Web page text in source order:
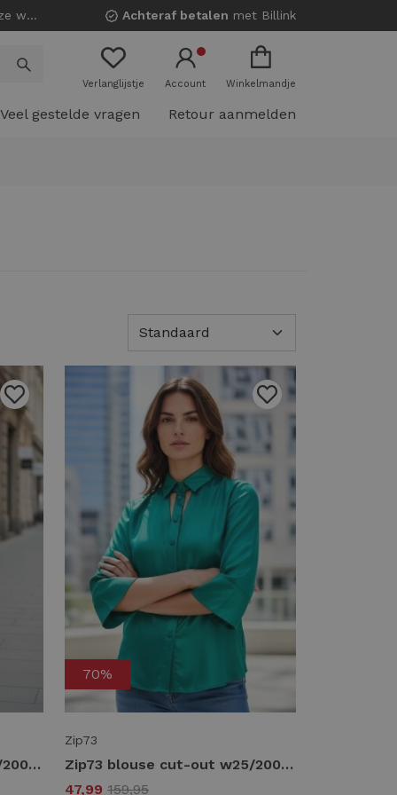
Achteraf betalen met Billink
Verlanglijstje Account Winkelmandje
Veel gestelde vragen Retour aanmelden
Zip73 blouse cut-out w25/200/05/305 Blouse 305 metallic mint
70%
Zip73
Zip73 blouse cut-out w25/200/06/510 Blouse 510 metallic aqua
47,99 159,95